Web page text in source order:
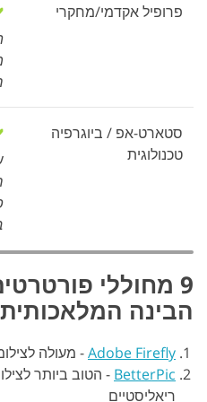
פרופיל אקדמי/מחקרי
סטארט-אפ / ביוגרפיה
טכנולוגית
9 מחוללי
הבינה המלאכותית
Adobe Firefly
- מעולה
BetterPic
- הטוב ביותר
ריאליסטיים